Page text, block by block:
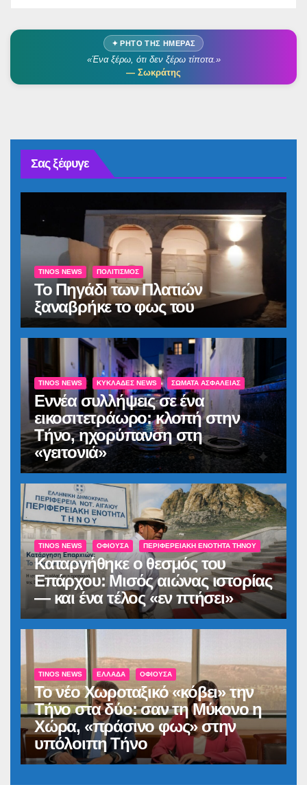
✦ ΡΗΤΌ ΤΗΣ ΗΜΈΡΑΣ
«Ένα ξέρω, ότι δεν ξέρω τίποτα.»
— Σωκράτης
Σας ξέφυγε
TINOS NEWS ΠΟΛΙΤΙΣΜΌΣ
Το Πηγάδι των Πλατιών
ξαναβρήκε το φως του
TINOS NEWS ΚΥΚΛΆΔΕΣ NEWS ΣΏΜΑΤΑ ΑΣΦΑΛΕΊΑΣ
Εννέα συλλήψεις σε ένα
εικοσιτετράωρο: κλοπή στην
Τήνο, ηχορύπανση στη
«γειτονιά»
TINOS NEWS ΟΦΙΟΎΣΑ ΠΕΡΙΦΕΡΕΙΑΚΉ ΕΝΌΤΗΤΑ ΤΉΝΟΥ
Καταργήθηκε ο θεσμός του
Επάρχου: Μισός αιώνας ιστορίας
— και ένα τέλος «εν πτήσει»
TINOS NEWS ΕΛΛΆΔΑ ΟΦΙΟΎΣΑ
Το νέο Χωροταξικό «κόβει» την
Τήνο στα δύο: σαν τη Μύκονο η
Χώρα, «πράσινο φως» στην
υπόλοιπη Τήνο